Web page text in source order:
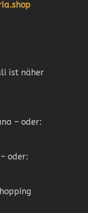
ist näher
– oder:
oder: